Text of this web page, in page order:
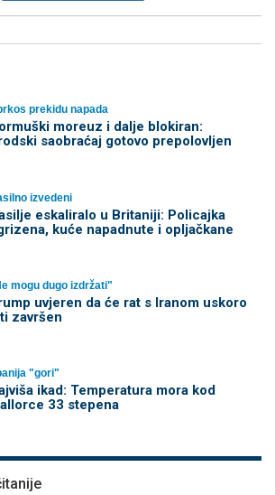
prekidu napada
moreuz i dalje blokiran:
saobraćaj gotovo prepolovljen
izvedeni
eskaliralo u Britaniji: Policajka
kuće napadnute i opljačkane
mogu dugo izdržati"
uvjeren da će rat s Iranom uskoro
završen
"gori"
ikad: Temperatura mora kod
33 stepena